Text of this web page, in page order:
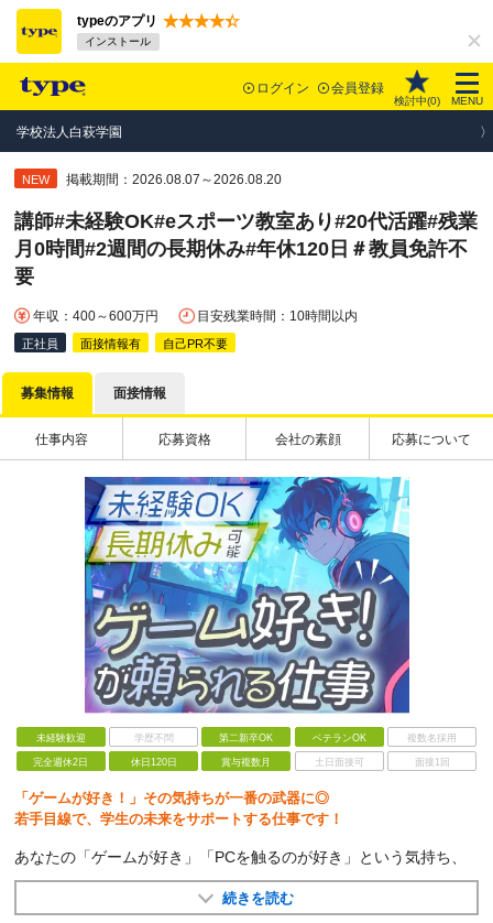
typeのアプリ
インストール
ログイン 会員登録
検討中(0) MENU
学校法人白萩学園
NEW 掲載期間：2026.08.07～2026.08.20
講師#未経験OK#eスポーツ教室あり#20代活躍#残業
月0時間#2週間の長期休み#年休120日＃教員免許不
要
年収：400～600万円 目安残業時間：10時間以内
正社員 面接情報有 自己PR不要
募集情報 面接情報
仕事内容 応募資格 会社の素顔 応募について
未経験歓迎 学歴不問 第二新卒OK ベテランOK 複数名採用
完全週休2日 休日120日 賞与複数月 土日面接可 面接1回
「ゲームが好き！」その気持ちが一番の武器に◎
若手目線で、学生の未来をサポートする仕事です！
あなたの「ゲームが好き」「PCを触るのが好き」という気持ち、
続きを読む